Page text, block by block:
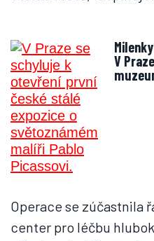
Milenky trýznil odpíráním orgasmu!
V
Operace se zúčastnila
center pro léčbu